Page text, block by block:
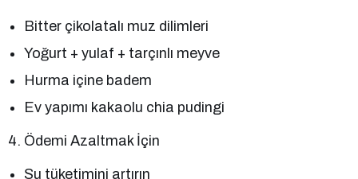
Bitter çikolatalı muz dilimleri
Yoğurt + yulaf + tarçınlı meyve
Hurma içine badem
Ev yapımı kakaolu chia pudingi
Ödemi Azaltmak İçin
Su tüketimini artırın